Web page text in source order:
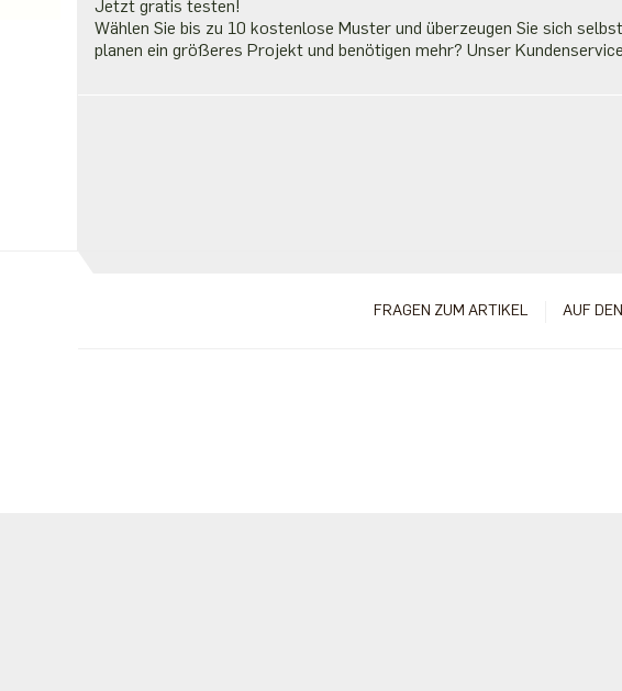
Jetzt gratis testen!
Wählen Sie bis zu 10 kostenlose Muster und überzeugen Sie sich
planen ein größeres Projekt und benötigen mehr? Unser
AUF
FRAGEN ZUM ARTIKEL